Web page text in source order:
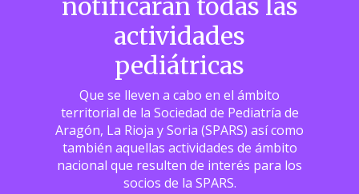
notificarán todas las
actividades
pediátricas
Que se lleven a cabo en el ámbito
territorial de la Sociedad de Pediatría de
Aragón, La Rioja y Soria (SPARS) así como
también aquellas actividades de ámbito
nacional que resulten de interés para los
socios de la SPARS.